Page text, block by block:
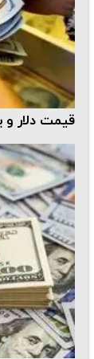
دلار و یورو امروز